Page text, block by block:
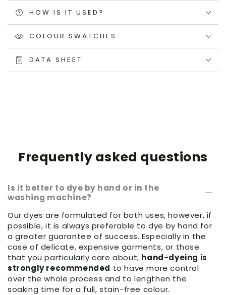
HOW IS IT USED?
COLOUR SWATCHES
DATA SHEET
Frequently asked questions
Is it better to dye by hand or in the
washing machine?
Our dyes are formulated for both uses, however, if
possible, it is always preferable to dye by hand for
a greater guarantee of success. Especially in the
case of delicate, expensive garments, or those
that you particularly care about, hand-dyeing is
strongly recommended to have more control
over the whole process and to lengthen the
soaking time for a full, stain-free colour.